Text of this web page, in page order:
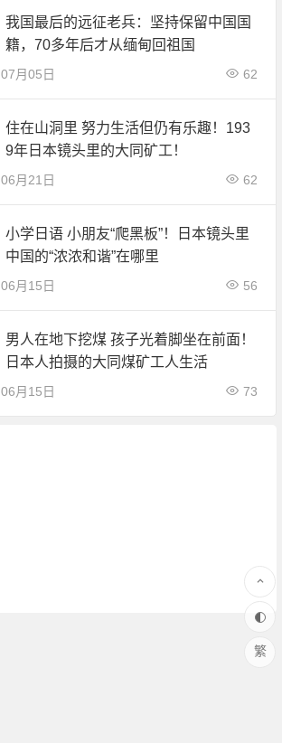
我国最后的远征老兵：坚持保留中国国
籍，70多年后才从缅甸回祖国
07月05日 62
住在山洞里 努力生活但仍有乐趣！193
9年日本镜头里的大同矿工！
06月21日 62
小学日语 小朋友“爬黑板”！日本镜头里
中国的“浓浓和谐”在哪里
06月15日 56
男人在地下挖煤 孩子光着脚坐在前面！
日本人拍摄的大同煤矿工人生活
06月15日 73
繁